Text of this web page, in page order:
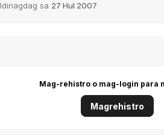
Idinagdag sa 27 Hul 2007
Mag-rehistro o mag-login para
Magrehistro